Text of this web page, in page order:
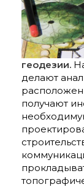
геодезии.
делают
получают